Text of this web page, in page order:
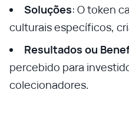
Soluções: O token
culturais específicos,
Resultados ou
percebido para
colecionadores.